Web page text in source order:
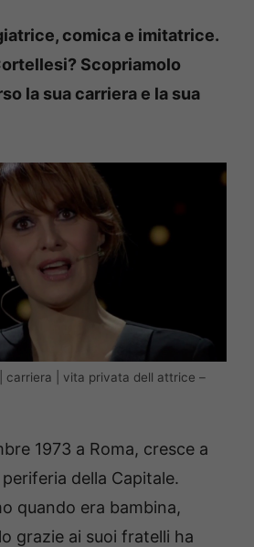
comica e imitatrice.
Scopriamolo
la sua carriera e la sua
carriera | vita privata dell attrice –
1973 a Roma, cresce a
della Capitale.
quando era bambina,
grazie ai suoi fratelli ha